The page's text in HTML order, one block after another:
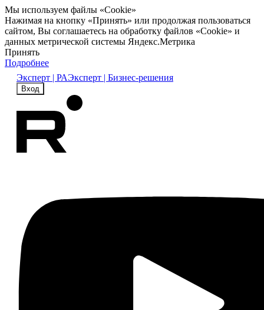
Мы используем файлы «Cookie»
Нажимая на кнопку «Принять» или продолжая пользоваться
сайтом, Вы соглашаетесь на обработку файлов «Cookie» и
данных метрической системы Яндекс.Метрика
Принять
Подробнее
Эксперт | РАЭксперт | Бизнес-решения
Вход